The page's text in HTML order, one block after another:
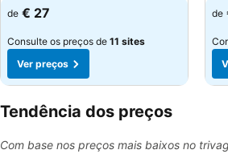
Ver preços
de € 27
Consulte os preços de 11 sites
Ver preços
de
Tendência dos preços
Com base nos preços mais baixos no